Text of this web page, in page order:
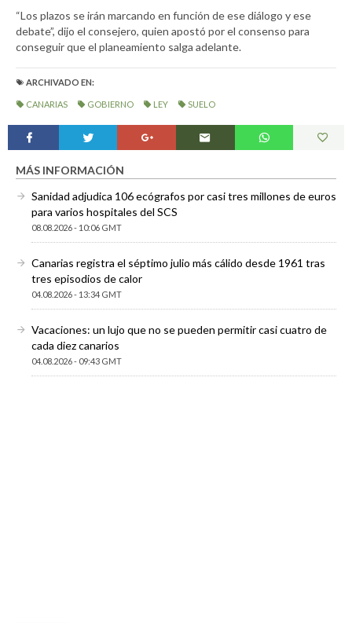
“Los plazos se irán marcando en función de ese diálogo y ese
debate”, dijo el consejero, quien apostó por el consenso para
conseguir que el planeamiento salga adelante.
ARCHIVADO EN:
CANARIAS GOBIERNO LEY SUELO
MÁS INFORMACIÓN
Sanidad adjudica 106 ecógrafos por casi tres millones de euros
para varios hospitales del SCS
08.08.2026 - 10:06 GMT
Canarias registra el séptimo julio más cálido desde 1961 tras
tres episodios de calor
04.08.2026 - 13:34 GMT
Vacaciones: un lujo que no se pueden permitir casi cuatro de
cada diez canarios
04.08.2026 - 09:43 GMT